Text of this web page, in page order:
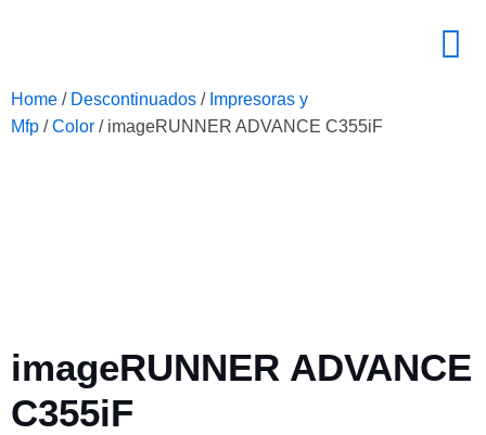
Home / Descontinuados / Impresoras y
Mfp /Color / imageRUNNER ADVANCE C355iF
imageRUNNER ADVANCE
C355iF